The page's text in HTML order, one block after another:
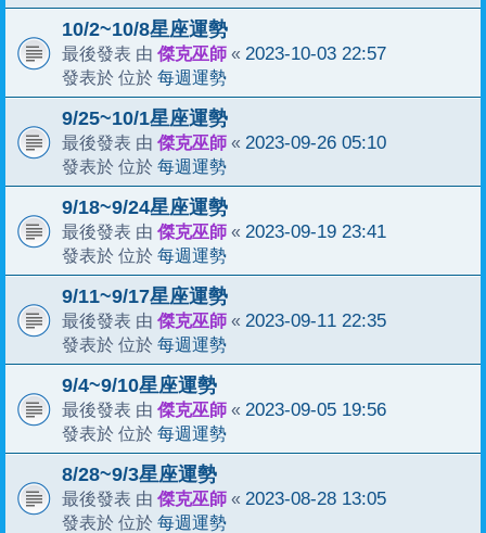
10/2~10/8星座運勢
最後發表 由 傑克巫師 « 2023-10-03 22:57
發表於 位於 每週運勢
9/25~10/1星座運勢
最後發表 由 傑克巫師 « 2023-09-26 05:10
發表於 位於 每週運勢
9/18~9/24星座運勢
最後發表 由 傑克巫師 « 2023-09-19 23:41
發表於 位於 每週運勢
9/11~9/17星座運勢
最後發表 由 傑克巫師 « 2023-09-11 22:35
發表於 位於 每週運勢
9/4~9/10星座運勢
最後發表 由 傑克巫師 « 2023-09-05 19:56
發表於 位於 每週運勢
8/28~9/3星座運勢
最後發表 由 傑克巫師 « 2023-08-28 13:05
發表於 位於 每週運勢